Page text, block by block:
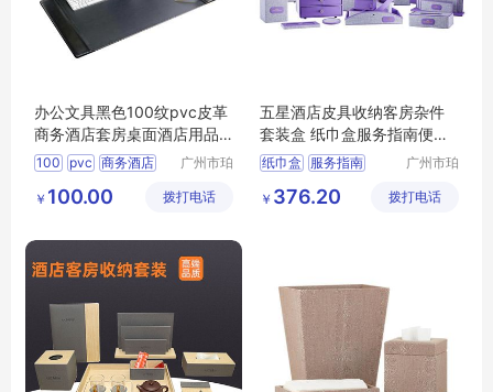
办公文具黑色100纹pvc皮革
商务酒店套房桌面酒店用品
套装可订logo
100 pvc 商务酒店
广州市珀
限公司
￥ 100.00 拨打电话
五星酒店皮具收纳客房杂件
套装盒 纸巾盒服务指南便签
夹民宿用品
纸巾盒 服务指南
广州市珀
限公司
￥ 376.20 拨打电话